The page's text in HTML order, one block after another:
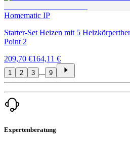
Homematic IP
Starter-Set Heizen mit 5
Point 2
209,70 €164,11 €
1 2 3 ... 9
Expertenberatung